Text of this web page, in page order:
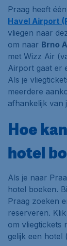
Praag heeft
Havel Airport
vliegen naar
om naar Brno
met Wizz Air
Airport gaat er
Als je
meerdere
afhankelijk van
Hoe
hotel
Als je naar
hotel boeken.
Praag zoeken
reserveren.
om vliegtickets
gelijk een hotel